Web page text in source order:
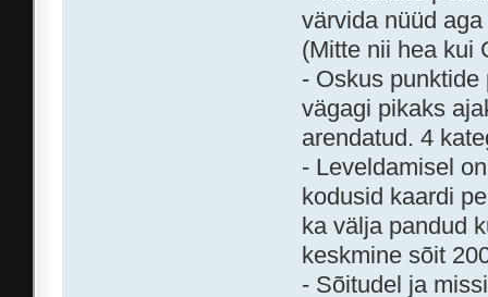
värvida nüüd
(Mitte nii hea kui
- Oskus
vägagi pikaks
arendatud. 4
- Leveldamisel
kodusid kaardi
ka välja pandud
keskmine sõit
- Sõitudel ja